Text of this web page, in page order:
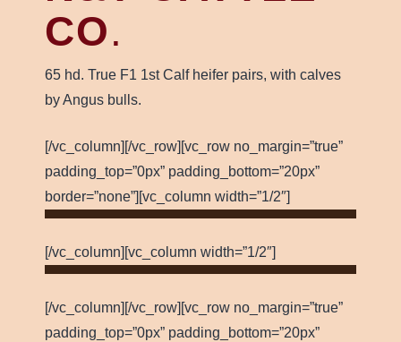
CO.
65 hd. True F1 1st Calf heifer pairs, with calves
by Angus bulls.
[/vc_column][/vc_row][vc_row no_margin=”true”
padding_top=”0px” padding_bottom=”20px”
border=”none”][vc_column width=”1/2″]
[/vc_column][vc_column width=”1/2″]
[/vc_column][/vc_row][vc_row no_margin=”true”
padding_top=”0px” padding_bottom=”20px”